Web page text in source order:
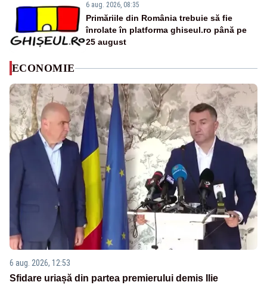
6 aug. 2026, 08:35
Primăriile din România trebuie să fie
înrolate în platforma ghiseul.ro până pe
25 august
ECONOMIE
6 aug. 2026, 12:53
Sfidare uriașă din partea premierului demis Ilie